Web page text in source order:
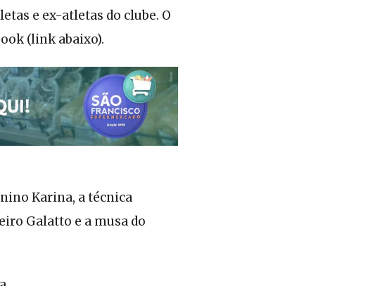
e ex-atletas do clube. O
(link abaixo).
Karina, a técnica
Galatto e a musa do